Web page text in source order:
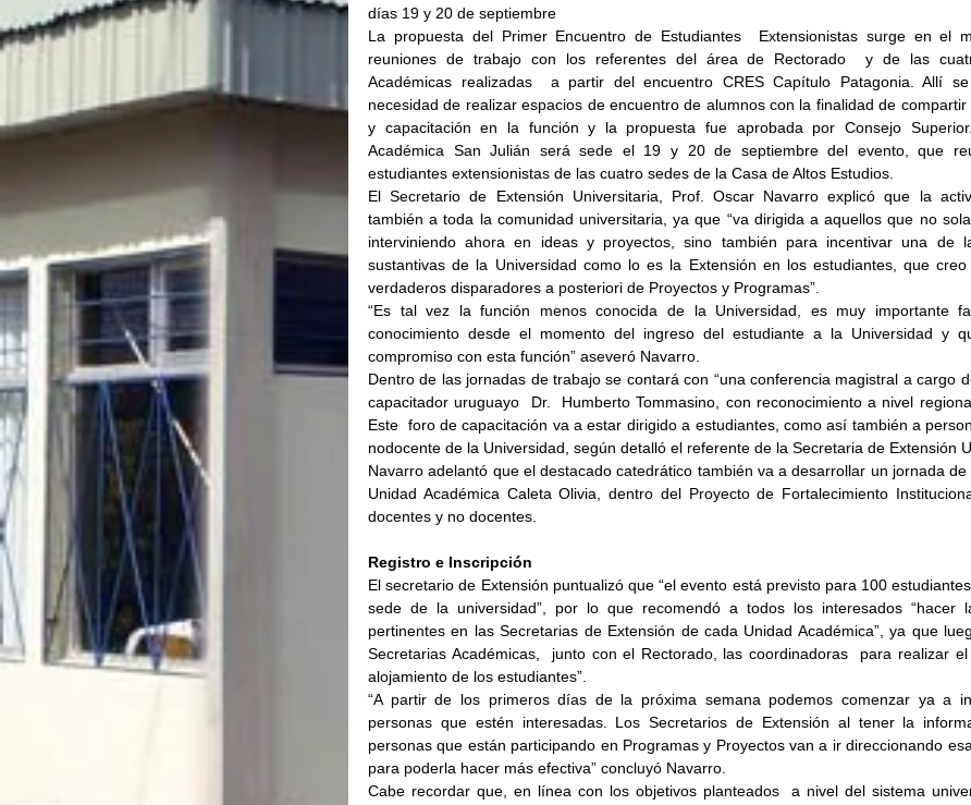
días 19 y 20 de septiembre
La propuesta del Primer Encuentro de Estudiantes  Extensionistas surge en el
reuniones de trabajo con los referentes del área de Rectorado  y de las
Académicas realizadas  a partir del encuentro CRES Capítulo Patagonia. Allí
necesidad de realizar espacios de encuentro de alumnos con la finalidad de compartir
y capacitación en la función y la propuesta fue aprobada por Consejo
Académica San Julián será sede el 19 y 20 de septiembre del evento, que
estudiantes extensionistas de las cuatro sedes de la Casa de Altos Estudios.
El Secretario de Extensión Universitaria, Prof. Oscar Navarro explicó que la
también a toda la comunidad universitaria, ya que “va dirigida a aquellos que no
interviniendo ahora en ideas y proyectos, sino también para incentivar una de
sustantivas de la Universidad como lo es la Extensión en los estudiantes, que
verdaderos disparadores a posteriori de Proyectos y Programas”.
“Es tal vez la función menos conocida de la Universidad, es muy importante
conocimiento desde el momento del ingreso del estudiante a la Universidad y
compromiso con esta función” aseveró Navarro.
Dentro de las jornadas de trabajo se contará con “una conferencia magistral a cargo
capacitador uruguayo  Dr.  Humberto Tommasino, con reconocimiento a nivel
Este  foro de capacitación va a estar dirigido a estudiantes, como así también a
nodocente de la Universidad, según detalló el referente de la Secretaria de Extensión
Navarro adelantó que el destacado catedrático también va a desarrollar un jornada
Unidad Académica Caleta Olivia, dentro del Proyecto de Fortalecimiento
docentes y no docentes.
Registro e Inscripción
El secretario de Extensión puntualizó que “el evento está previsto para 100
sede de la universidad”, por lo que recomendó a todos los interesados “hacer
pertinentes en las Secretarias de Extensión de cada Unidad Académica”, ya que
Secretarias Académicas,  junto con el Rectorado, las coordinadoras  para realizar
alojamiento de los estudiantes”.
“A partir de los primeros días de la próxima semana podemos comenzar ya a
personas que estén interesadas. Los Secretarios de Extensión al tener la
personas que están participando en Programas y Proyectos van a ir direccionando
para poderla hacer más efectiva” concluyó Navarro.
Cabe recordar que, en línea con los objetivos planteados  a nivel del sistema